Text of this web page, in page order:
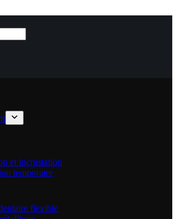
et incrustation
temporaire
flexible